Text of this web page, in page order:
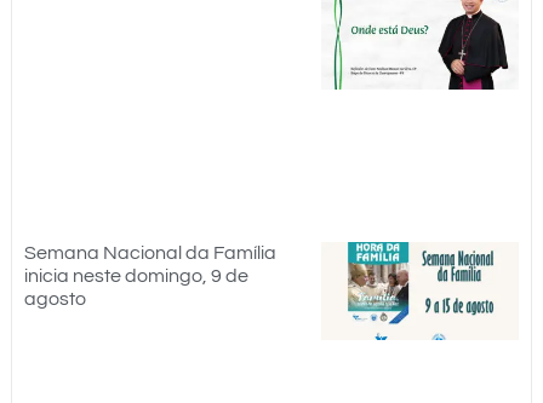
Semana Nacional da Família
inicia neste domingo, 9 de
agosto